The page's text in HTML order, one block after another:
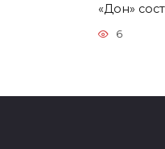
«Дон»
6